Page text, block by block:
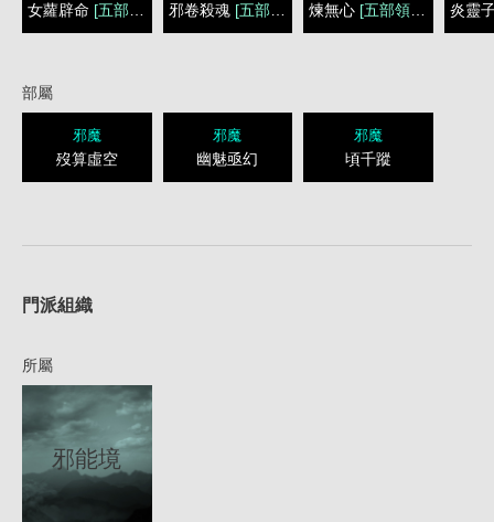
女蘿辟命 [五部領權] 邪卷殺魂 [五部領權] 煉無心 [五部領權] 炎靈
部屬
邪魔
歿算虛空
邪魔
幽魅亟幻
邪魔
頃千蹤
門派組織
所屬
邪能境